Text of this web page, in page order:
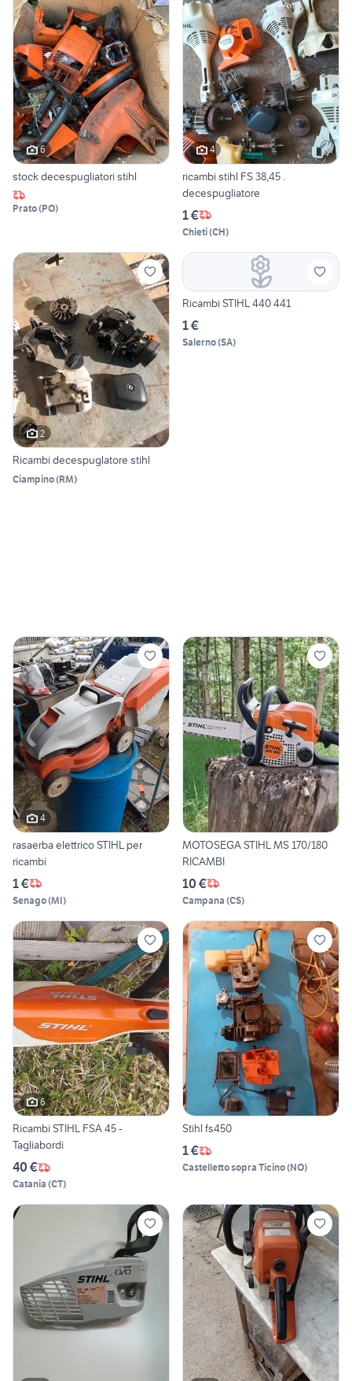
6
stock decespugliatori stihl
Prato(PO)
4
ricambi stihl FS 38,45 .
decespugliatore
1 €
Chieti(CH)
2
Ricambi decespuglatore stihl
Ciampino(RM)
Ricambi STIHL 440 441
1 €
Salerno(SA)
4
rasaerba elettrico STIHL per
ricambi
1 €
Senago(MI)
MOTOSEGA STIHL MS 170/180
RICAMBI
10 €
Campana (CS)
6
Ricambi STIHL FSA 45 -
Tagliabordi
40 €
Catania (CT)
Stihl fs450
1 €
Castelletto sopra Ticino(NO)